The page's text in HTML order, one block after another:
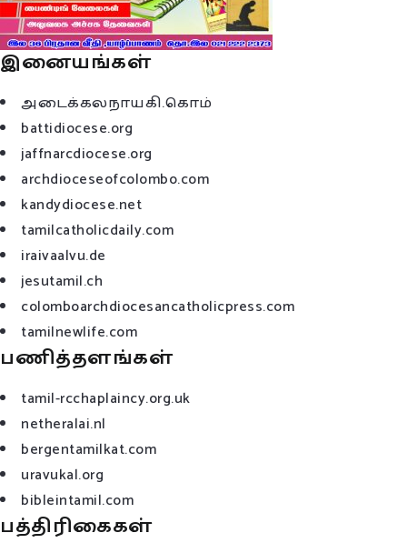
இனையங்கள்
அடைக்கலநாயகி.கொம்
battidiocese.org
jaffnarcdiocese.org
archdioceseofcolombo.com
kandydiocese.net
tamilcatholicdaily.com
iraivaalvu.de
jesutamil.ch
colomboarchdiocesancatholicpress.com
tamilnewlife.com
பணித்தளங்கள்
tamil-rcchaplaincy.org.uk
netheralai.nl
bergentamilkat.com
uravukal.org
bibleintamil.com
பத்திரிகைகள்